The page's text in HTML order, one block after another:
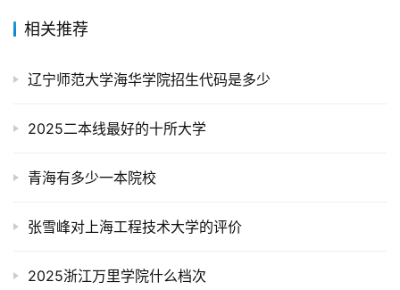
相关推荐
辽宁师范大学海华学院招生代码是多少
2025二本线最好的十所大学
青海有多少一本院校
张雪峰对上海工程技术大学的评价
2025浙江万里学院什么档次